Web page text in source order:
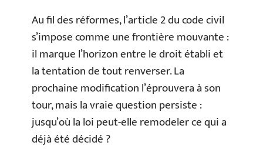
Au fil des réformes, l’article 2 du code civil
s’impose comme une frontière mouvante :
il marque l’horizon entre le droit établi et
la tentation de tout renverser. La
prochaine modification l’éprouvera à son
tour, mais la vraie question persiste :
jusqu’où la loi peut-elle remodeler ce qui a
déjà été décidé ?